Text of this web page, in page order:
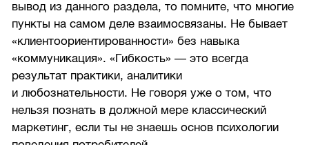
вывод из данного раздела, то помните, что многие
пункты на самом деле взаимосвязаны. Не бывает
«клиентоориентированности» без навыка
«коммуникация». «Гибкость» — это всегда
результат практики, аналитики
и любознательности. Не говоря уже о том, что
нельзя познать в должной мере классический
маркетинг, если ты не знаешь основ психологии